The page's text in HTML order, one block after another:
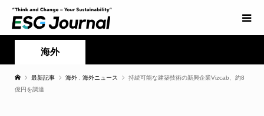
海外
最新記事 海外 海外ニュース
持続可能な建築技術の新興企業Vizcab、約8
億円を調達